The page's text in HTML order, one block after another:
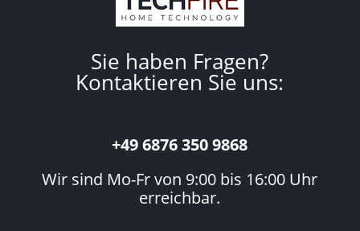
Sie haben Fragen?
Kontaktieren Sie uns:
+49 6876 350 9868
Wir sind Mo-Fr von 9:00 bis 16:00 Uhr
erreichbar.